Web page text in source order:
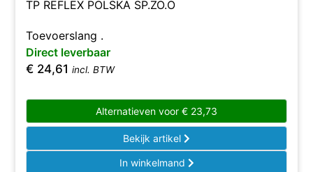
TP REFLEX POLSKA SP.ZO.O
Toevoerslang .
Direct leverbaar
€ 24,61 incl. BTW
Alternatieven voor € 23,73
Bekijk artikel
In winkelmand